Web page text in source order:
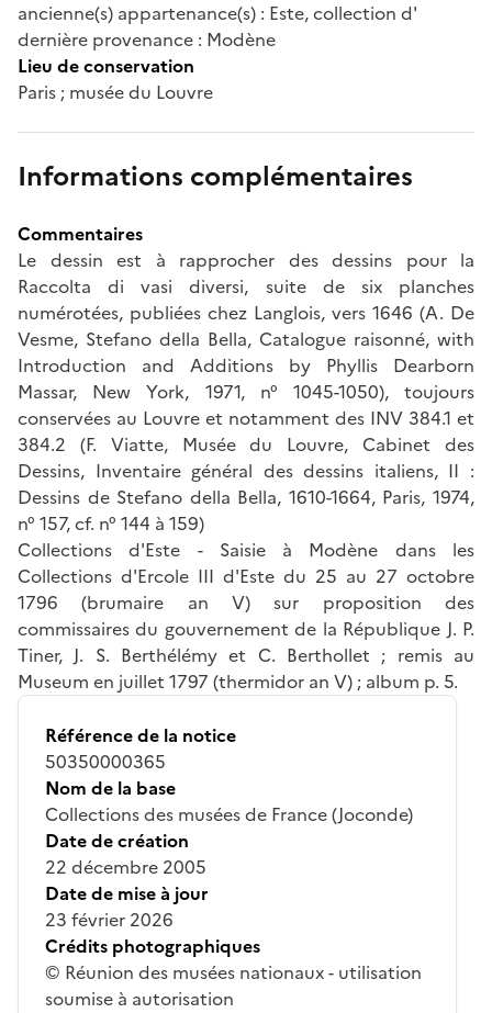
ancienne(s) appartenance(s) : Este, collection d'
dernière provenance : Modène
Lieu de conservation
Paris ; musée du Louvre
Informations complémentaires
Commentaires
Le dessin est à rapprocher des dessins pour la
Raccolta di vasi diversi, suite de six planches
numérotées, publiées chez Langlois, vers 1646 (A. De
Vesme, Stefano della Bella, Catalogue raisonné, with
Introduction and Additions by Phyllis Dearborn
Massar, New York, 1971, n° 1045-1050), toujours
conservées au Louvre et notamment des INV 384.1 et
384.2 (F. Viatte, Musée du Louvre, Cabinet des
Dessins, Inventaire général des dessins italiens, II :
Dessins de Stefano della Bella, 1610-1664, Paris, 1974,
n° 157, cf. n° 144 à 159)
Collections d'Este - Saisie à Modène dans les
Collections d'Ercole III d'Este du 25 au 27 octobre
1796 (brumaire an V) sur proposition des
commissaires du gouvernement de la République J. P.
Tiner, J. S. Berthélémy et C. Berthollet ; remis au
Museum en juillet 1797 (thermidor an V) ; album p. 5.
Référence de la notice
50350000365
Nom de la base
Collections des musées de France (Joconde)
Date de création
22 décembre 2005
Date de mise à jour
23 février 2026
Crédits photographiques
© Réunion des musées nationaux - utilisation
soumise à autorisation